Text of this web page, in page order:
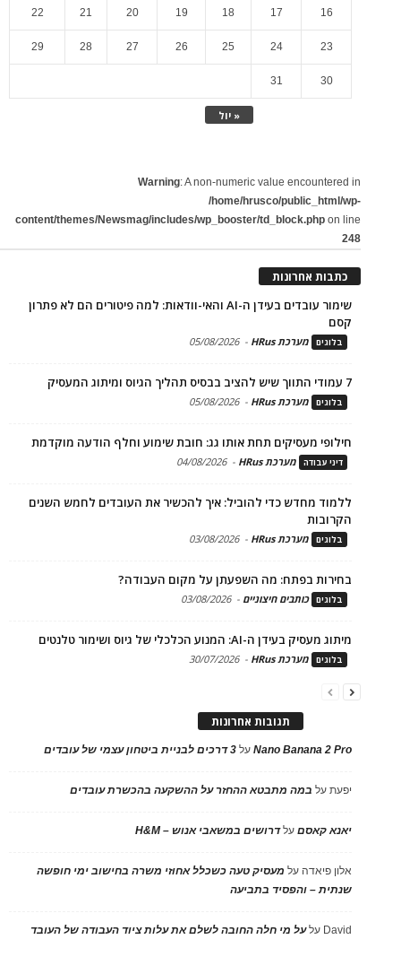
« יול
16
17
18
19
20
21
22
23
24
25
26
27
28
29
30
31
Warning: A non-numeric value encountered in
/home/hrusco/public_html/wp-
content/themes/Newsmag/includes/wp_booster/td_block.php on line
248
כתבות אחרונות
שימור עובדים בעידן ה-AI והאי-וודאות: למה פיטורים הם לא פתרון
קסם
בלוגים מערכת HRus -
05/08/2026
7 עמודי התווך שיש להציב בבסיס תהליך הגיוס ומיתוג המעסיק
בלוגים מערכת HRus -
05/08/2026
חילופי מעסיקים תחת אותו גג: חובת שימוע וחלף הודעה מוקדמת
דיני עבודה מערכת HRus -
04/08/2026
ללמוד מחדש כדי להוביל: איך להכשיר את העובדים לחמש השנים
הקרובות
בלוגים מערכת HRus -
03/08/2026
בחירות בפתח: מה השפעתן על מקום העבודה?
בלוגים כותבים חיצוניים -
03/08/2026
מיתוג מעסיק בעידן ה-AI: המנוע הכלכלי של גיוס ושימור טלנטים
בלוגים מערכת HRus -
30/07/2026
תגובות אחרונות
Nano Banana 2 Proעל 3 דרכים לבניית ביטחון עצמי של עובדים
יפעתעל במה מתבטא ההחזר על ההשקעה בהכשרת עובדים
יאנא קאסםעלדרושים במשאבי אנוש – H&M
אלון פיאדה על מעסיק טעה כשכלל אחוזי משרה בחישוב ימי חופשה
שנתית – והפסיד בתביעה
David עלעל מי חלה החובה לשלם את עלות ציוד העבודה של העובד